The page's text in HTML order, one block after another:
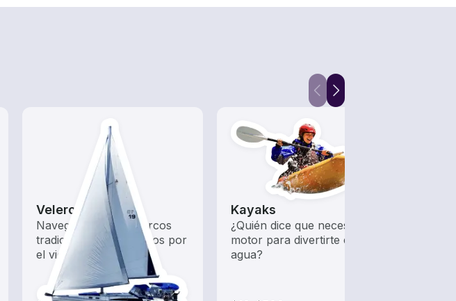
Veleros
Navega con estos barcos
tradicionales impulsados por
el viento.
Kayaks
¿Quién dice que necesitas un
motor para divertirte en el
agua?